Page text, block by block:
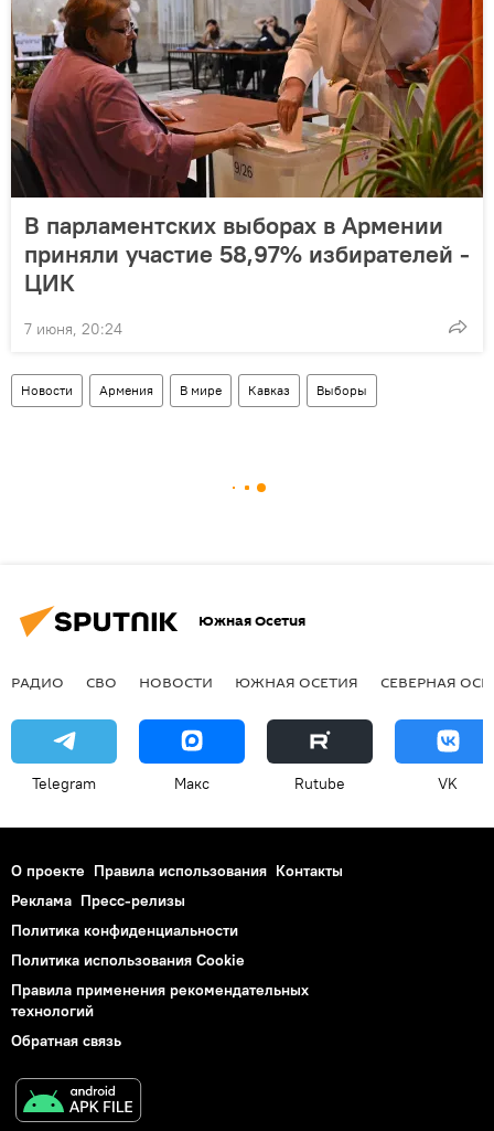
В парламентских выборах в Армении
приняли участие 58,97% избирателей -
ЦИК
7 июня, 20:24
Новости Армения В мире Кавказ Выборы
Южная Осетия
РАДИО СВО НОВОСТИ ЮЖНАЯ ОСЕТИЯ СЕВЕРНАЯ
Telegram Макс Rutube VK
О проекте Правила использования Контакты
Реклама Пресс-релизы
Политика конфиденциальности
Политика использования Cookie
Правила применения рекомендательных
технологий
Обратная связь